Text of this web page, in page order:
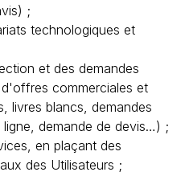
;
technologiques et
et des demandes
commerciales et
livres blancs, demandes
demande de devis…) ;
en plaçant des
des Utilisateurs ;